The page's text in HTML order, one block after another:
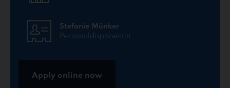
Stefanie Münker
Personaldisponentin
Apply online now